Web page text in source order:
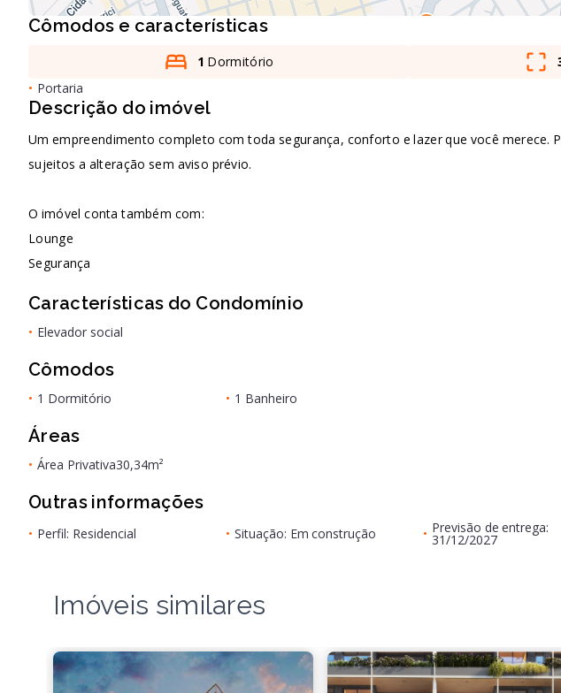
Cômodos e características
1 Dormitório
• Portaria
Descrição do imóvel
Um empreendimento completo com toda segurança, conforto e lazer que você merece.
sujeitos a alteração sem aviso prévio.
O imóvel conta também com:
Lounge
Segurança
Características do Condomínio
• Elevador social
Cômodos
• 1 Dormitório • 1 Banheiro
Áreas
• Área Privativa30,34m²
Outras informações
• Perfil: Residencial • Situação: Em construção • Previsão de entrega:
31/12/2027
Imóveis similares